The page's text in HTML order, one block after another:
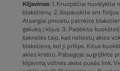
Klijavimas: 1. Kruopščiai nuvalykite
blakstienų. 2. Išspauskite ant
Atsargiai pincetu paimkite
galiuką į klijus. 3. Padėkite
šaknelės taip, kad neliestų akies
blakstieną, kol ji prilips. Kitus
akies krašto. Pabaigoje sugrįžkite
klijavimą vidinės akies pusės link.